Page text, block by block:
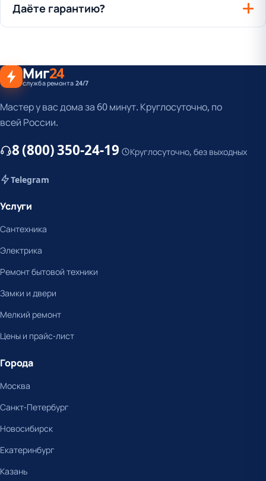
Даёте гарантию?
Миг24
служба ремонта 24/7
Мастер у вас дома за 60 минут. Круглосуточно, по
всей России.
8 (800) 350-24-19 Круглосуточно, без выходных
Telegram
Услуги
Сантехника
Электрика
Ремонт бытовой техники
Замки и двери
Мелкий ремонт
Цены и прайс-лист
Города
Москва
Санкт-Петербург
Новосибирск
Екатеринбург
Казань